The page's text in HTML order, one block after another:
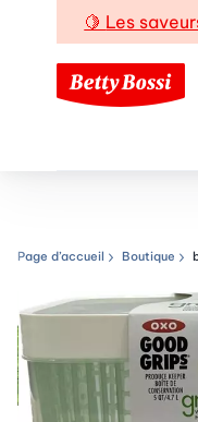
🍋 Les
Chemin de
Page d’accueil Boutique